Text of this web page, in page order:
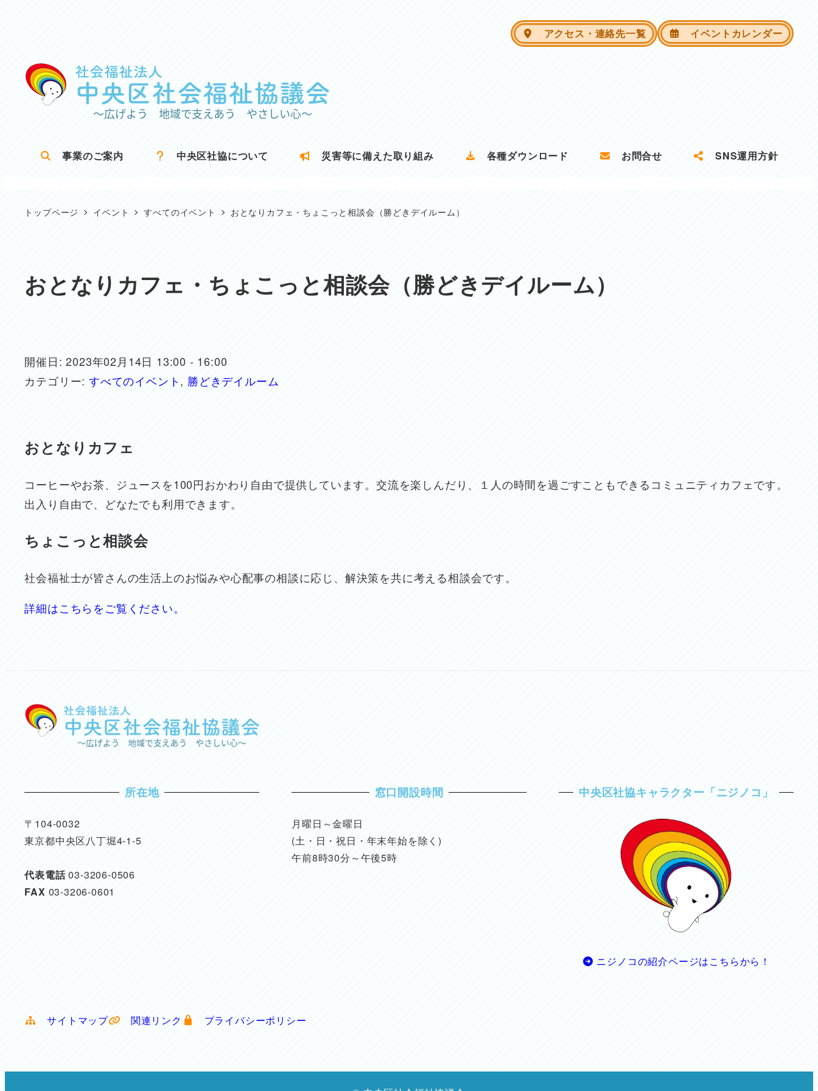
アクセス・連絡先一覧 イベントカレンダー
事業のご案内 中央区社協について 災害等に備えた取り組み 各種ダウンロード お問合せ SNS運用方針
トップページ イベント すべてのイベント おとなりカフェ・ちょこっと相談会（勝どきデイルーム）
おとなりカフェ・ちょこっと相談会（勝どきデイルーム）
開催日: 2023年02月14日 13:00 - 16:00
カテゴリー: すべてのイベント, 勝どきデイルーム
おとなりカフェ
コーヒーやお茶、ジュースを100円おかわり自由で提供しています。交流を楽しんだり、１人の時間を過ごすこともできるコミュニティカフェです。
出入り自由で、どなたでも利用できます。
ちょこっと相談会
社会福祉士が皆さんの生活上のお悩みや心配事の相談に応じ、解決策を共に考える相談会です。
詳細はこちらをご覧ください。
所在地
〒104-0032
東京都中央区八丁堀4-1-5
代表電話03-3206-0506
FAX 03-3206-0601
窓口開設時間
月曜日～金曜日
(土・日・祝日・年末年始を除く)
午前8時30分～午後5時
中央区社協キャラクター「ニジノコ」
ニジノコの紹介ページはこちらから！
サイトマップ 関連リンク プライバシーポリシー